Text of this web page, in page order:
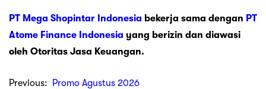
PT Mega Shopintar Indonesia bekerja sama dengan PT
Atome Finance Indonesia yang berizin dan diawasi
oleh Otoritas Jasa Keuangan.
Previous:
Promo Agustus 2026